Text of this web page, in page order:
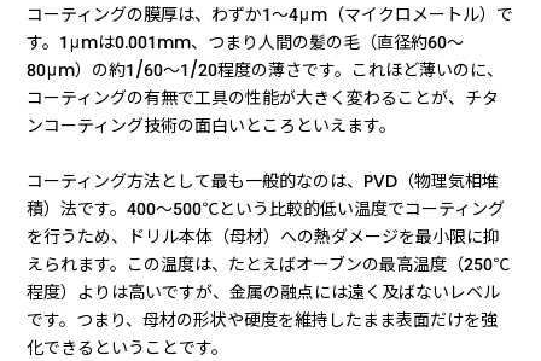
コーティングの膜厚は、わずか1〜4μm（マイクロメートル）で
す。1μmは0.001mm、つまり人間の髪の毛（直径約60〜
80μm）の約1/60〜1/20程度の薄さです。これほど薄いのに、
コーティングの有無で工具の性能が大きく変わることが、チタ
ンコーティング技術の面白いところといえます。
コーティング方法として最も一般的なのは、PVD（物理気相堆
積）法です。400〜500℃という比較的低い温度でコーティング
を行うため、ドリル本体（母材）への熱ダメージを最小限に抑
えられます。この温度は、たとえばオーブンの最高温度（250℃
程度）よりは高いですが、金属の融点には遠く及ばないレベル
です。つまり、母材の形状や硬度を維持したまま表面だけを強
化できるということです。